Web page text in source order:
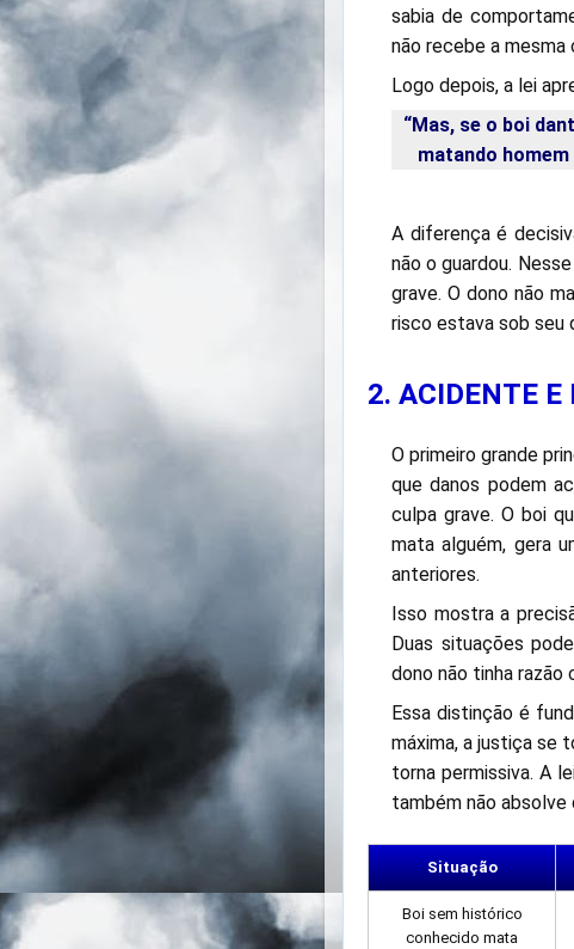
sabia de
não recebe a
Logo depois, a lei
“Mas, se o boi
matando
A diferença é
não o guardou.
grave. O dono não
risco estava sob seu
2. ACIDENTE
O primeiro grande
que danos podem
culpa grave. O boi
mata alguém, gera
anteriores.
Isso mostra a
Duas situações
dono não tinha razão
Essa distinção é
máxima, a justiça se
torna permissiva. A
também não absolve
Situação
Boi sem histórico
conhecido mata